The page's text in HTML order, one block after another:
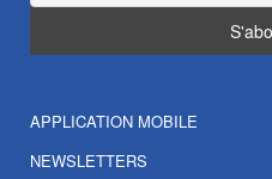
APPLICATION MOBILE
NEWSLETTERS